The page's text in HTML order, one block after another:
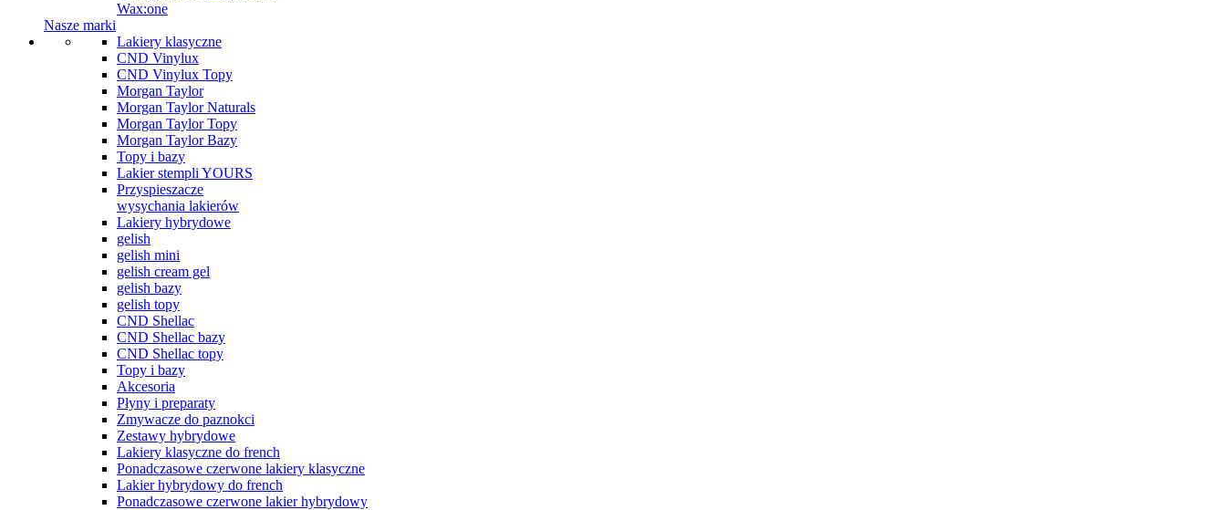
Wax:one
Nasze marki
Lakiery klasyczne
CND Vinylux
CND Vinylux Topy
Morgan Taylor
Morgan Taylor Naturals
Morgan Taylor Topy
Morgan Taylor Bazy
Topy i bazy
Lakier stempli YOURS
Przyspieszacze
wysychania lakierów
Lakiery hybrydowe
gelish
gelish mini
gelish cream gel
gelish bazy
gelish topy
CND Shellac
CND Shellac bazy
CND Shellac topy
Topy i bazy
Akcesoria
Płyny i preparaty
Zmywacze do paznokci
Zestawy hybrydowe
Lakiery klasyczne do french
Ponadczasowe czerwone lakiery klasyczne
Lakier hybrydowy do french
Ponadczasowe czerwone lakier hybrydowy